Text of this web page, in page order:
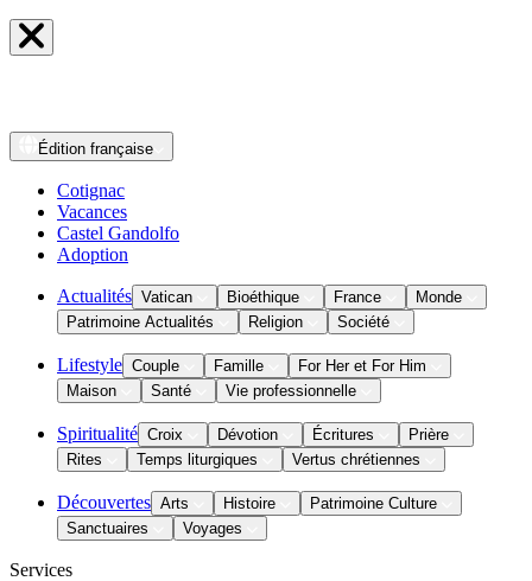
Édition française
Cotignac
Vacances
Castel Gandolfo
Adoption
Actualités Vatican Bioéthique France
Monde
Patrimoine Actualités
Religion Société
Lifestyle Couple Famille
For Her et For Him
Maison
Santé Vie professionnelle
Spiritualité Croix Dévotion Écritures
Prière
Rites
Temps liturgiques Vertus chrétiennes
Découvertes Arts Histoire
Patrimoine Culture
Sanctuaires
Voyages
Services